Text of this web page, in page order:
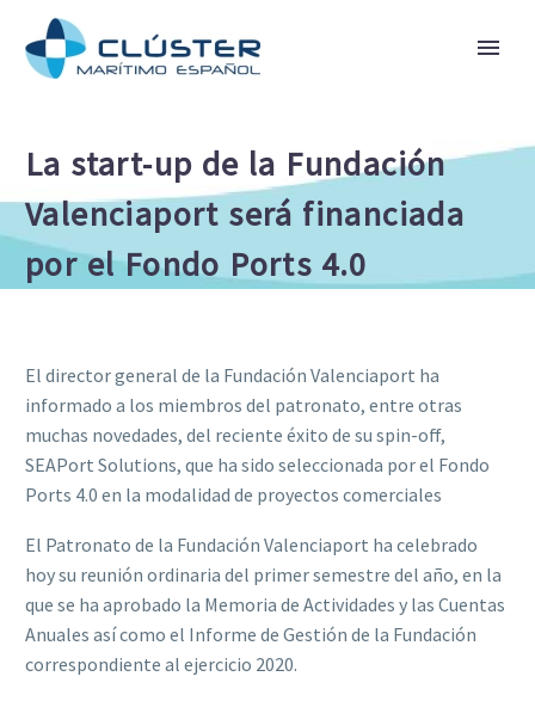
La start-up de la Fundación
Valenciaport será financiada
por el Fondo Ports 4.0
El director general de la Fundación Valenciaport ha
informado a los miembros del patronato, entre otras
muchas novedades, del reciente éxito de su spin-off,
SEAPort Solutions, que ha sido seleccionada por el Fondo
Ports 4.0 en la modalidad de proyectos comerciales
El Patronato de la Fundación Valenciaport ha celebrado
hoy su reunión ordinaria del primer semestre del año, en la
que se ha aprobado la Memoria de Actividades y las Cuentas
Anuales así como el Informe de Gestión de la Fundación
correspondiente al ejercicio 2020.